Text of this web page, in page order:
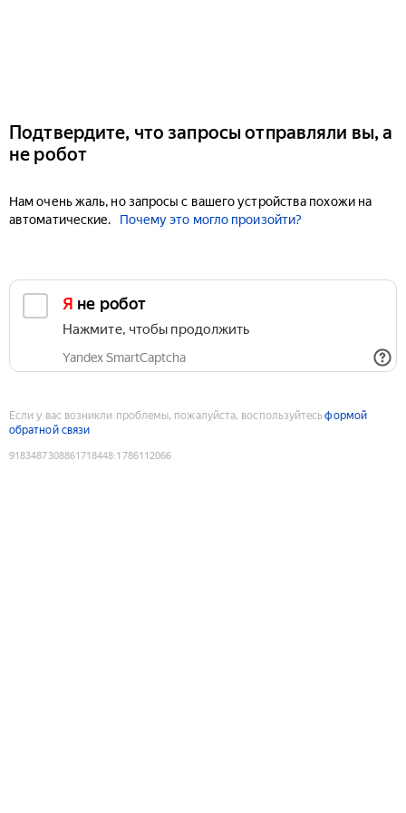
Подтвердите, что запросы отправляли вы, а
не робот
Нам очень жаль, но запросы с вашего устройства похожи на
автоматические.
Почему это могло произойти?
Я не робот
Нажмите, чтобы продолжить
Yandex SmartCaptcha
Если у вас возникли проблемы, пожалуйста, воспользуйтесьформой
обратной связи
9183487308861718448:1786112066